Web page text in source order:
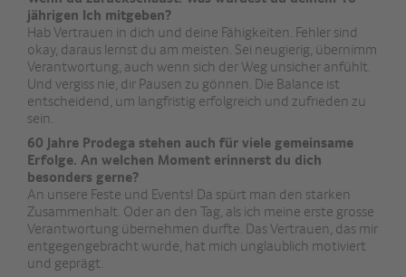
jährigen Ich mitgeben?
Hab Vertrauen in dich und deine Fähigkeiten. Fehler sind
okay, daraus lernst du am meisten. Sei neugierig, übernimm
Verantwortung, auch wenn sich der Weg unsicher anfühlt.
Und vergiss nie, dir Pausen zu gönnen. Die Balance ist
entscheidend, um langfristig erfolgreich und zufrieden zu
sein.
60 Jahre Prodega stehen auch für viele gemeinsame
Erfolge. An welchen Moment erinnerst du dich
besonders gerne?
An unsere Feste und Events! Da spürt man den starken
Zusammenhalt. Oder an den Tag, als ich meine erste grosse
Verantwortung übernehmen durfte. Das Vertrauen, das mir
entgegengebracht wurde, hat mich unglaublich motiviert
und geprägt.